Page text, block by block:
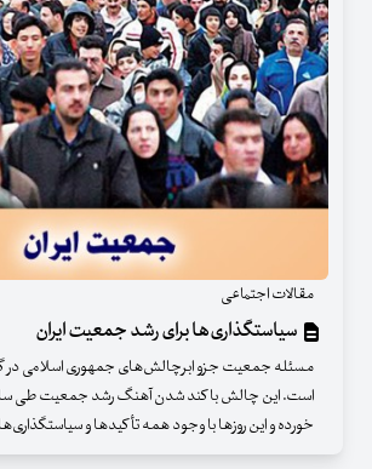
مقالات اجتماعی
سیاستگذاری‌ها برای رشد جمعیت ایران
مسئله جمعیت جزو ابرچالش‌های جمهوری اسلامی در
است. این چالش با کند شدن آهنگ رشد جمعیت طی
خورده و این روزها با وجود همه تأکیدها و